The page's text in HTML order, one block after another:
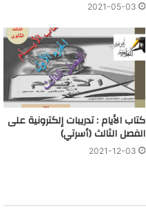
2021-05-03
كتاب الأيام : تدريبات إلكترونية على
الفصل الثالث (أسرتي)
2021-12-03